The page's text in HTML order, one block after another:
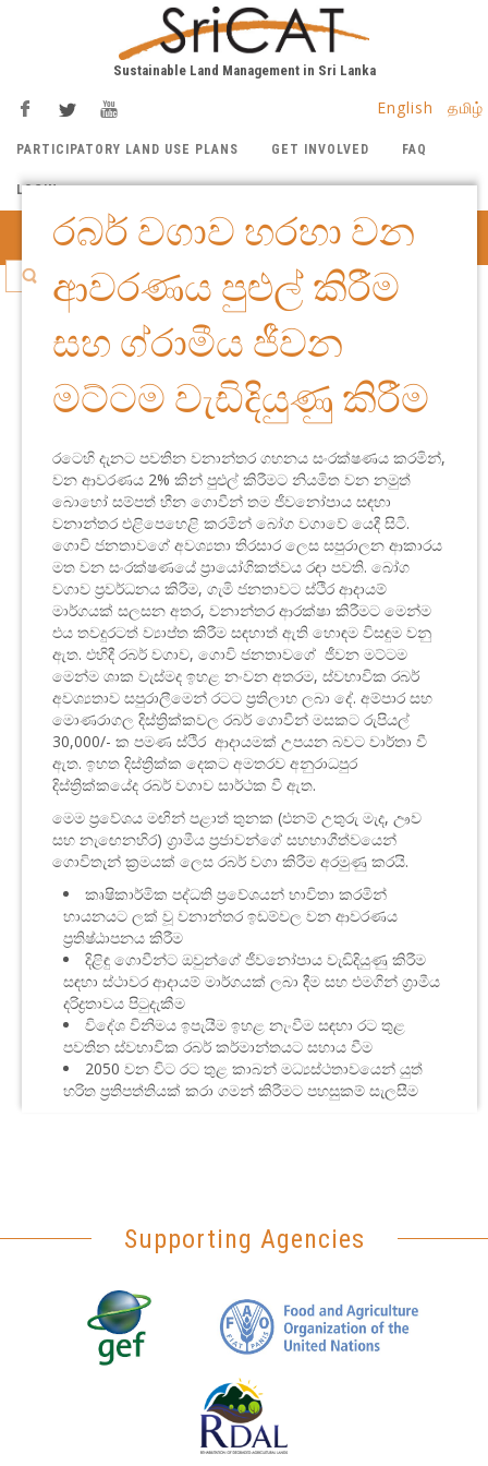
Sustainable Land Management in Sri Lanka
English தமிழ்
PARTICIPATORY LAND USE PLANS GET INVOLVED FAQ
LOGIN
MENU
රබර් වගාව හරහා වන
ආවරණය පුළුල් කිරීම
සහ ග්රාමීය ජීවන
මට්ටම වැඩිදියුණු කිරීම
රටෙහි දැනට පවතින වනාන්තර ගහනය සංරක්ෂණය කරමින්,
වන ආවරණය 2% කින් පුළුල් කිරීමට නියමිත වන නමුත්
බොහෝ සම්පත් හීන ගොවීන් තම ජීවනෝපාය සඳහා
වනාන්තර එළිපෙහෙළි කරමින් බෝග වගාවේ යෙදී සිටී.
ගොවි ජනතාවගේ අවශ්‍යතා තිරසාර ලෙස සපුරාලන ආකාරය
මත වන සංරක්ෂණයේ ප්‍රායෝගිකත්වය රඳා පවති. බෝග
වගාව ප්‍රවර්ධනය කිරීම, ගැමි ජනතාවට ස්ථිර ආදායම්
මාර්ගයක් සලසන අතර, වනාන්තර ආරක්ෂා කිරීමට මෙන්ම
එය තවදුරටත් ව්‍යාප්ත කිරීම සඳහාත් ඇති හොඳම විසඳුම වනු
ඇත. එහිදී රබර් වගාව, ගොවි ජනතාවගේ ජීවන මට්ටම
මෙන්ම ශාක වැස්මද ඉහළ නංවන අතරම, ස්වභාවික රබර්
අවශ්‍යතාව සපුරාලීමෙන් රටට ප්‍රතිලාභ ලබා දේ. අම්පාර සහ
මොණරාගල දිස්ත්‍රික්කවල රබර් ගොවීන් මසකට රුපියල්
30,000/- ක පමණ ස්ථිර ආදායමක් උපයන බවට වාර්තා වී
ඇත. ඉහත දිස්ත්‍රික්ක දෙකට අමතරව අනුරාධපුර
දිස්ත්‍රික්කයේද රබර් වගාව සාර්ථක වී ඇත.
මෙම ප්‍රවේශය මඟින් පළාත් තුනක (එනම් උතුරු මැද, ඌව
සහ නැඟෙනහිර) ග්‍රාමීය ප්‍රජාවන්ගේ සහභාගීත්වයෙන්
ගොවිතැන් ක්‍රමයක් ලෙස රබර් වගා කිරීම අරමුණු කරයි.
කෘෂිකාර්මික පද්ධති ප්‍රවේශයන් භාවිතා කරමින්
හායනයට ලක් වූ වනාන්තර ඉඩම්වල වන ආවරණය
ප්‍රතිෂ්ඨාපනය කිරීම
දිළිඳු ගොවීන්ට ඔවුන්ගේ ජීවනෝපාය වැඩිදියුණු කිරීම
සඳහා ස්ථාවර ආදායම් මාර්ගයක් ලබා දීම සහ එමගින් ග්‍රාමීය
දරිද්‍රතාවය පිටුදැකීම
විදේශ විනිමය ඉපැයීම ඉහළ නැංවීම සඳහා රට තුළ
පවතින ස්වභාවික රබර් කර්මාන්තයට සහාය වීම
2050 වන විට රට තුළ කාබන් මධ්‍යස්ථතාවයෙන් යුත්
හරිත ප්‍රතිපත්තියක් කරා ගමන් කිරීමට පහසුකම් සැලසීම
Supporting Agencies